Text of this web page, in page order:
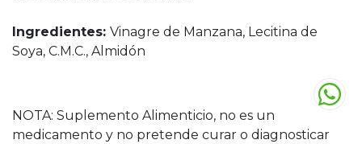
Ingredientes: Vinagre de Manzana, Lecitina de
Soya, C.M.C., Almidón
NOTA: Suplemento Alimenticio, no es un
medicamento y no pretende curar o diagnosticar